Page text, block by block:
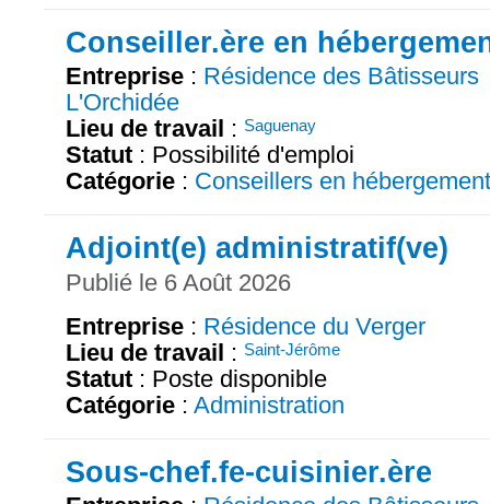
Conseiller.ère en
Entreprise : Résidence des Bâtisseurs
L'Orchidée
Lieu de travail : Saguenay
Statut : Possibilité d'emploi
Catégorie : Conseillers en hébergement
Adjoint(e) administratif(ve)
Publié le 6 Août 2026
Entreprise : Résidence du Verger
Lieu de travail : Saint-Jérôme
Statut : Poste disponible
Catégorie : Administration
Sous-chef.fe-cuisinier.ère